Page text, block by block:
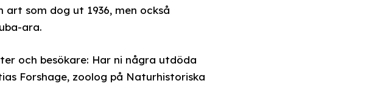
som dog ut 1936, men också
ara.
och besökare: Har ni några utdöda
Forshage, zoolog på Naturhistoriska